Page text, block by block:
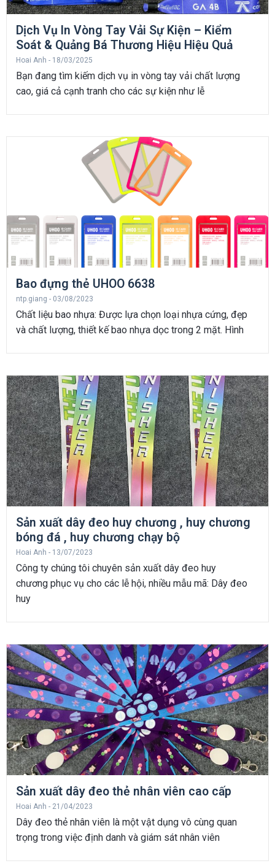
Dịch Vụ In Vòng Tay Vải Sự Kiện – Kiểm
Soát & Quảng Bá Thương Hiệu Hiệu Quả
Hoai Anh 18/03/2025
Bạn đang tìm kiếm dịch vụ in vòng tay vải chất lượng
cao, giá cả cạnh tranh cho các sự kiện như lễ
Bao đựng thẻ UHOO 6638
ntp.giang 03/08/2023
Chất liệu bao nhựa: Được lựa chọn loại nhựa cứng, đẹp
và chất lượng, thiết kế bao nhựa dọc trong 2 mặt. Hình
Sản xuất dây đeo huy chương , huy chương
bóng đá , huy chương chạy bộ
Hoai Anh 13/07/2023
Công ty chúng tôi chuyên sản xuất dây đeo huy
chương phục vụ cho các lễ hội, nhiều mẫu mã: Dây đeo
huy
Sản xuất dây đeo thẻ nhân viên cao cấp
Hoai Anh 21/04/2023
Dây đeo thẻ nhân viên là một vật dụng vô cùng quan
trọng trong việc định danh và giám sát nhân viên